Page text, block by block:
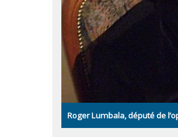
Roger Lumbala, député de